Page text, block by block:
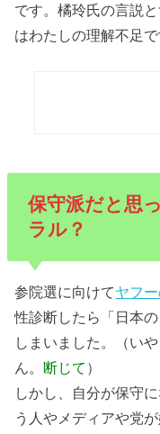
です。橘玲氏の言説
はわたしの理解不足で
保守派だと思
ラル？
参院選に向けてヤフ
性診断したら「日本
しまいました。（い
ん。断じて ）
しかし、自分が保守
う人やメディアや党